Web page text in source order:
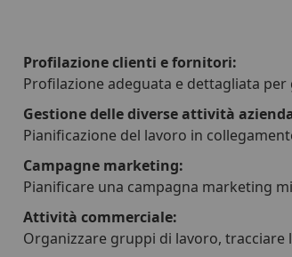
Profilazione clienti e fornitori:
Profilazione adeguata e dettagliata
Gestione delle diverse attività
Pianificazione del lavoro in
Campagne marketing:
Pianificare una campagna marketing
Attività commerciale:
Organizzare gruppi di lavoro,